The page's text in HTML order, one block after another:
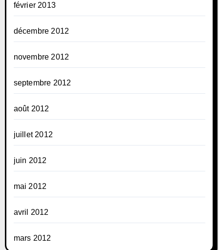
février 2013
décembre 2012
novembre 2012
septembre 2012
août 2012
juillet 2012
juin 2012
mai 2012
avril 2012
mars 2012